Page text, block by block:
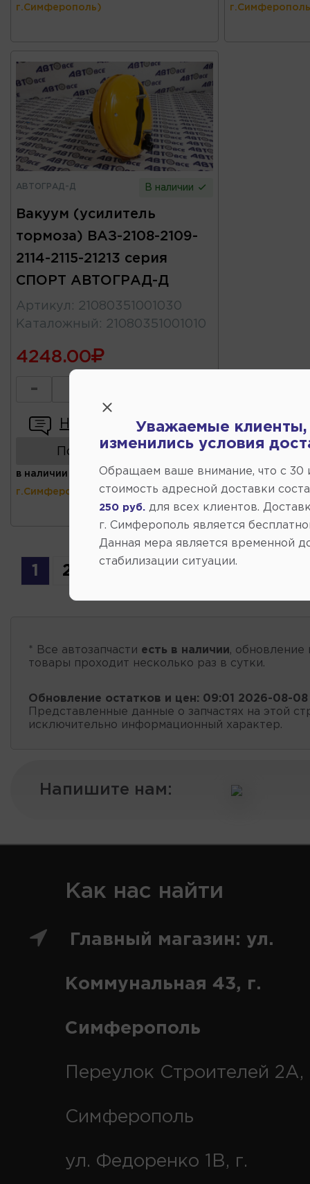
г.Симферополь)
АВТОГРАД-Д В наличии
Вакуум (усилитель
тормоза) ВАЗ-2108-2109-
2114-2115-21213 серия
СПОРТ АВТОГРАД-Д
Артикул : 21080351001030
Каталожный : 21080351001010
4248.00
-
Написать отзыв
Показать аналоги
в наличии (ул.Коммунальная 43,
г.Симферополь)
1 2
* Все автозапчасти есть в наличии, обновление
товары проходит несколько раз в сутки.
Обновление остатков и цен: 09:01 2026-08-08
Представленные данные о запчастях на этой
исключительно информационный характер.
Напишите нам:
Как нас найти
Главный магазин: ул.
Коммунальная 43, г.
Симферополь
Переулок Строителей 2А,
Симферополь
ул. Федоренко 1В, г.
Уважаемые клиенты,
изменились условия
Обращаем ваше внимание, что c 30
стоимость адресной доставки
250 руб. для всех клиентов.
г. Симферополь является
Данная мера является временной
стабилизации ситуации.